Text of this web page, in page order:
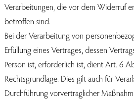
Verarbeitungen, die vor dem Widerruf
betroffen sind.
Bei der Verarbeitung von
Erfüllung eines Vertrages, dessen
Person ist, erforderlich ist, dient Art. 6
Rechtsgrundlage. Dies gilt auch für
Durchführung vorvertraglicher